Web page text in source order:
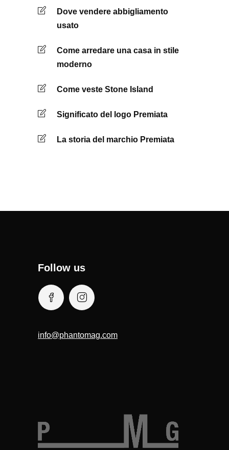
Dove vendere abbigliamento
usato
Come arredare una casa in stile
moderno
Come veste Stone Island
Significato del logo Premiata
La storia del marchio Premiata
Follow us
info@phantomag.com